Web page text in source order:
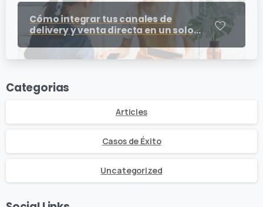
Cómo integrar tus canales de
delivery y venta directa en un solo
punto de venta para restaurantes
0
Categorias
Articles
Casos de Éxito
Uncategorized